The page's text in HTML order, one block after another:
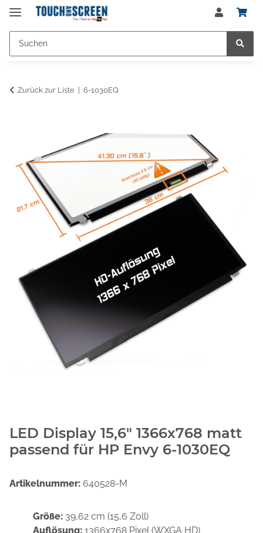
Zurück zur Liste 6-1030EQ
LED Display 15,6" 1366x768 matt
passend für HP Envy 6-1030EQ
Artikelnummer: 640528-M
Größe: 39,62 cm (15,6 Zoll)
Auflösung: 1366x768 Pixel (WXGA HD)